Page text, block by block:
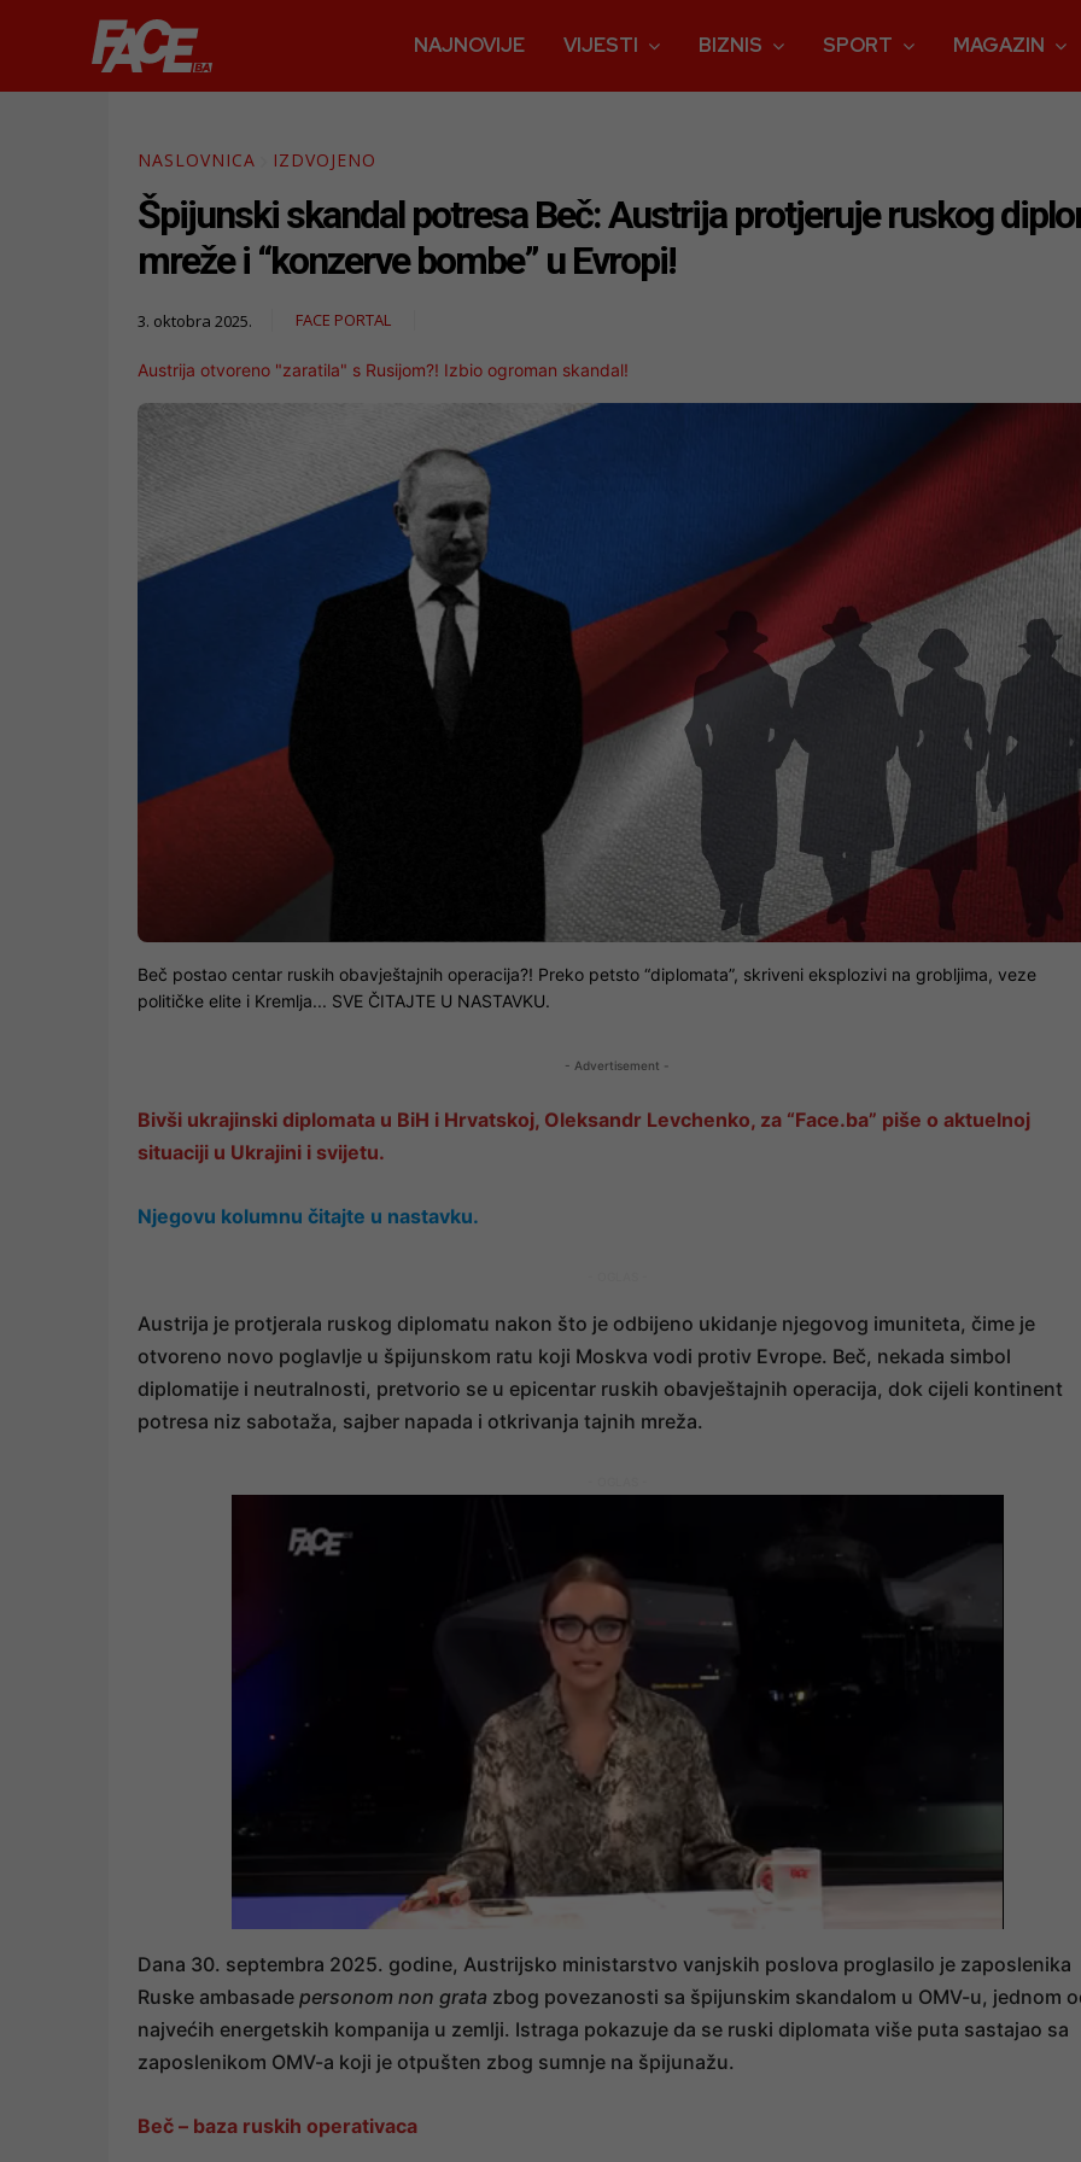
NAJNOVIJE VIJESTI BIZNIS SPORT MAGAZIN
NASLOVNICA IZDVOJENO
Špijunski skandal potresa Beč: Austrija protjeruje ruskog
mreže i “konzerve bombe” u Evropi!
3. oktobra 2025. FACE PORTAL
Austrija otvoreno "zaratila" s Rusijom?! Izbio ogroman skandal!
Beč postao centar ruskih obavještajnih operacija?! Preko petsto “diplomata”, skriveni eksplozivi na grobljima, veze
političke elite i Kremlja... SVE ČITAJTE U NASTAVKU.
- Advertisement -
Bivši ukrajinski diplomata u BiH i Hrvatskoj, Oleksandr Levchenko, za “Face.ba” piše o aktuelnoj
situaciji u Ukrajini i svijetu.
Njegovu kolumnu čitajte u nastavku.
Austrija je protjerala ruskog diplomatu nakon što je odbijeno ukidanje njegovog imuniteta, čime je
otvoreno novo poglavlje u špijunskom ratu koji Moskva vodi protiv Evrope. Beč, nekada simbol
diplomatije i neutralnosti, pretvorio se u epicentar ruskih obavještajnih operacija, dok cijeli kontinent
potresa niz sabotaža, sajber napada i otkrivanja tajnih mreža.
Dana 30. septembra 2025. godine, Austrijsko ministarstvo vanjskih poslova proglasilo je zaposlenika
Ruske ambasade personom non grata zbog povezanosti sa špijunskim skandalom u OMV-u, jednom
najvećih energetskih kompanija u zemlji. Istraga pokazuje da se ruski diplomata više puta sastajao sa
zaposlenikom OMV-a koji je otpušten zbog sumnje na špijunažu.
Beč – baza ruskih operativaca